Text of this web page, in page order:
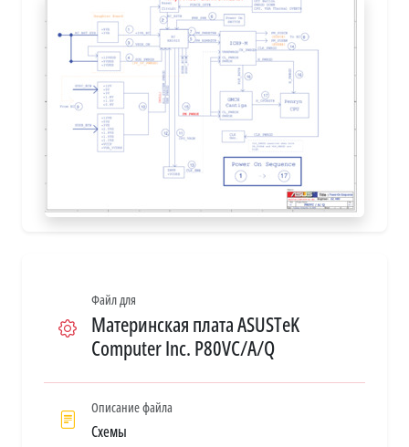
Файл для
Материнская плата ASUSTeK
Computer Inc. P80VC/A/Q
Описание файла
Схемы